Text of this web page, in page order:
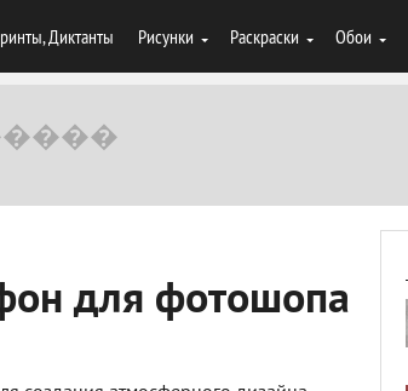
Диктанты Рисунки Раскраски Обои
для фотошопа